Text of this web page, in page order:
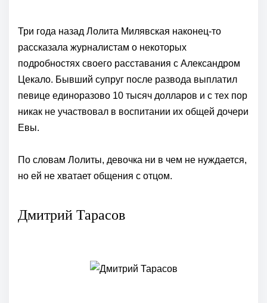
Три года назад Лолита Милявская наконец-то
рассказала журналистам о некоторых
подробностях своего расставания с Александром
Цекало. Бывший супруг после развода выплатил
певице единоразово 10 тысяч долларов и с тех пор
никак не участвовал в воспитании их общей дочери
Евы.
По словам Лолиты, девочка ни в чем не нуждается,
но ей не хватает общения с отцом.
Дмитрий Тарасов